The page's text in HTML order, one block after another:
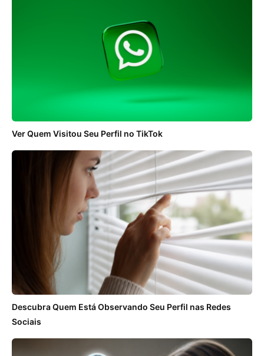
Ver Quem Visitou Seu Perfil no TikTok
Descubra Quem Está Observando Seu Perfil nas Redes
Sociais